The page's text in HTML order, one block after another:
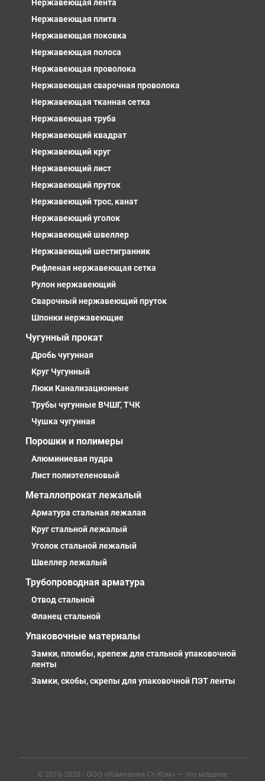
Нержавеющая лента
Нержавеющая плита
Нержавеющая поковка
Нержавеющая полоса
Нержавеющая проволока
Нержавеющая сварочная проволока
Нержавеющая тканная сетка
Нержавеющая труба
Нержавеющий квадрат
Нержавеющий круг
Нержавеющий лист
Нержавеющий пруток
Нержавеющий трос, канат
Нержавеющий уголок
Нержавеющий швеллер
Нержавеющий шестигранник
Рифленая нержавеющая сетка
Рулон нержавеющий
Сварочный нержавеющий пруток
Шпонки нержавеющие
Чугунный прокат
Дробь чугунная
Круг Чугунный
Люки Канализационные
Трубы чугунные ВЧШГ, ТЧК
Чушка чугунная
Порошки и полимеры
Алюминиевая пудра
Лист полиэтеленовый
Металлопрокат лежалый
Арматура стальная лежалая
Круг стальной лежалый
Уголок стальной лежалый
Швеллер лежалый
Трубопроводная арматура
Отвод стальной
Фланец стальной
Упаковочные материалы
Замки, пломбы, крепеж для стальной упаковочной
ленты
Замки, скобы, скрепы для упаковочной ПЭТ ленты
© 2016-2025 - ООО «Компания Ст-Ком» — это мощное